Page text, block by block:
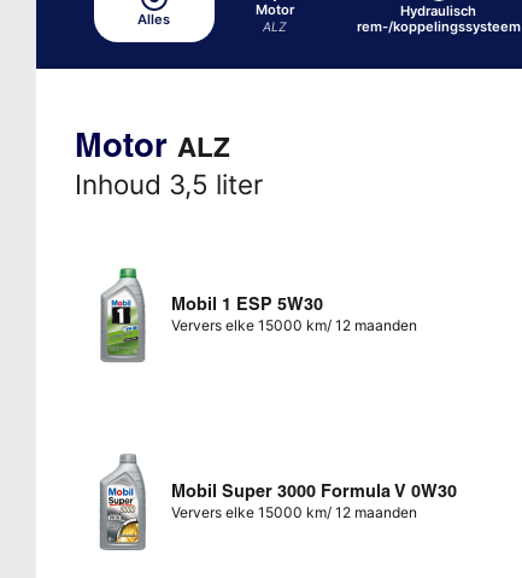
Alles
Motor
ALZ
Hydraulisch
rem-/koppelingssysteem
Motor ALZ
Inhoud 3,5 liter
Mobil 1 ESP 5W30
Ververs elke 15000 km/ 12 maanden
Mobil Super 3000 Formula V 0W30
Ververs elke 15000 km/ 12 maanden